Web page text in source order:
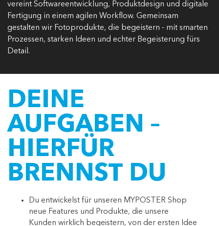
vereint Softwareentwicklung, Produktdesign und digitale
Fertigung in einem agilen Workflow. Gemeinsam
gestalten wir Fotoprodukte, die begeistern - mit smarten
Prozessen, starken Ideen und echter Begeisterung fürs
Detail.
DEINE
AUFGABEN –
HIERFÜR
BRENNST DU
Du entwickelst für unseren MYPOSTER Shop
neue Features und Produkte, die unsere
Kunden wirklich begeistern, von der ersten Idee